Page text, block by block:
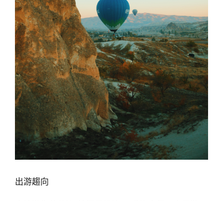
出游趨向